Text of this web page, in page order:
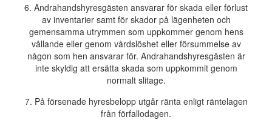
6. Andrahandshyresgästen ansvarar för skada eller förlust
av inventarier samt för skador på lägenheten och
gemensamma utrymmen som uppkommer genom hens
vållande eller genom vårdslöshet eller försummelse av
någon som hen ansvarar för. Andrahandshyresgästen är
inte skyldig att ersätta skada som uppkommit genom
normalt slitage.
7. På försenade hyresbelopp utgår ränta enligt räntelagen
från förfallodagen.